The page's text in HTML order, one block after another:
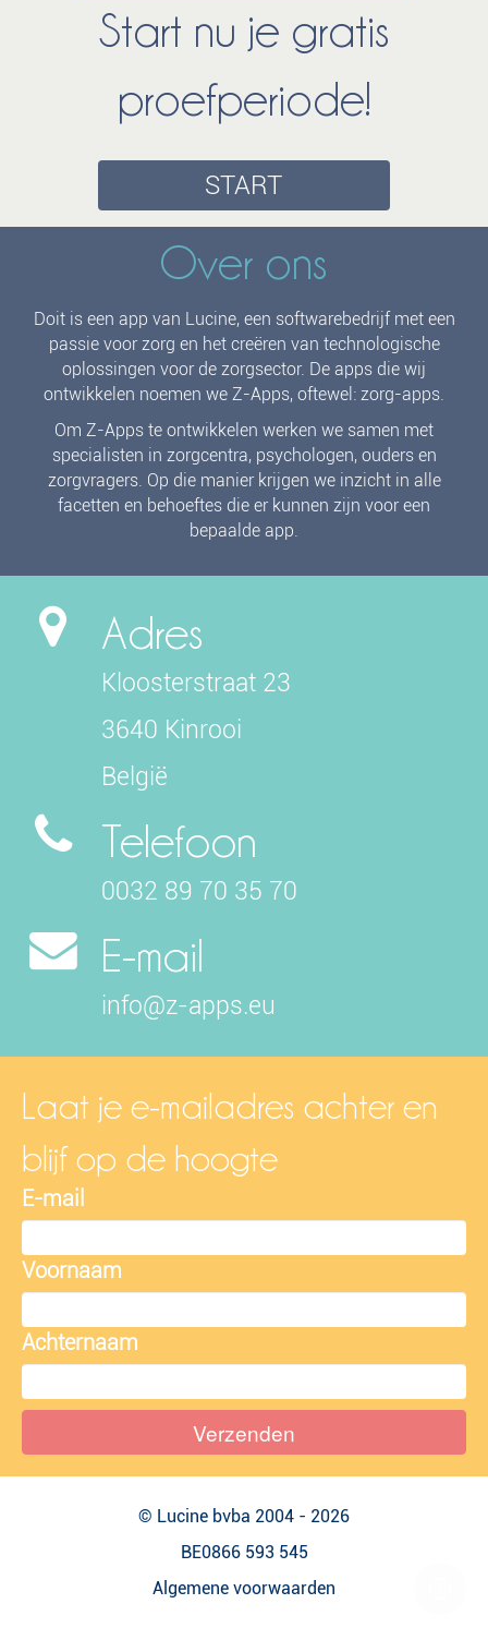
Start nu je gratis
proefperiode!
START
Over ons
Doit is een app van Lucine, een softwarebedrijf met een
passie voor zorg en het creëren van technologische
oplossingen voor de zorgsector. De apps die wij
ontwikkelen noemen we Z-Apps, oftewel: zorg-apps.
Om Z-Apps te ontwikkelen werken we samen met
specialisten in zorgcentra, psychologen, ouders en
zorgvragers. Op die manier krijgen we inzicht in alle
facetten en behoeftes die er kunnen zijn voor een
bepaalde app.
Adres
Kloosterstraat 23
3640 Kinrooi
België
Telefoon
0032 89 70 35 70
E-mail
info@z-apps.eu
Laat je e-mailadres achter en
blijf op de hoogte
E-mail
Voornaam
Achternaam
Verzenden
© Lucine bvba 2004 - 2026
BE0866 593 545
Algemene voorwaarden